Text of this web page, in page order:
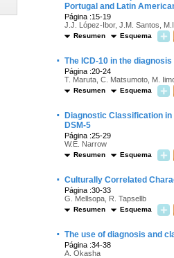
Portugal and Latin
Página :15-19
J.J. López-Ibor, J.M. Santos,
Resumen Esquema
· The ICD-10 in the
Página :20-24
T. Maruta, C. Matsumoto, M.
Resumen Esquema
·
Diagnostic Classification
DSM-5
Página :25-29
W.E. Narrow
Resumen Esquema
· Culturally Correlated
Página :30-33
G. Mellsopa, R. Tapsellb
Resumen Esquema
· The use of diagnosis and
Página :34-38
A. Okasha